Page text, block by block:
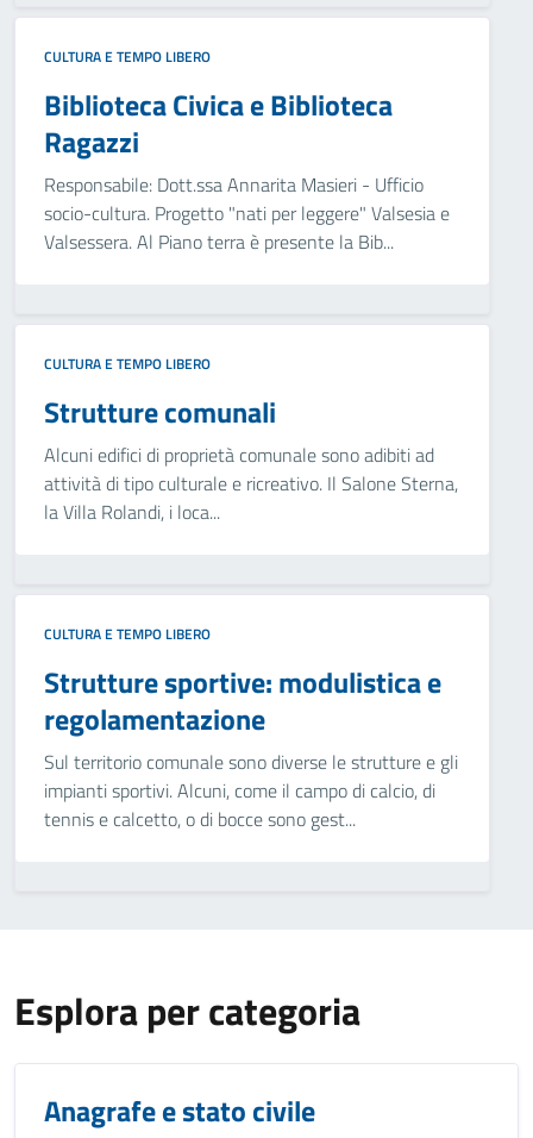
CULTURA E TEMPO LIBERO
Biblioteca Civica e Biblioteca
Ragazzi
Responsabile: Dott.ssa Annarita Masieri - Ufficio
socio-cultura. Progetto "nati per leggere" Valsesia e
Valsessera. Al Piano terra è presente la Bib...
CULTURA E TEMPO LIBERO
Strutture comunali
Alcuni edifici di proprietà comunale sono adibiti ad
attività di tipo culturale e ricreativo. Il Salone Sterna,
la Villa Rolandi, i loca...
CULTURA E TEMPO LIBERO
Strutture sportive: modulistica e
regolamentazione
Sul territorio comunale sono diverse le strutture e gli
impianti sportivi. Alcuni, come il campo di calcio, di
tennis e calcetto, o di bocce sono gest...
Esplora per categoria
Anagrafe e stato civile